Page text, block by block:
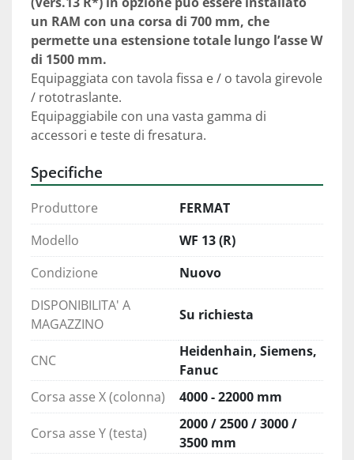
un RAM con una corsa di 700 mm, che
permette una estensione totale lungo l’asse W
di 1500 mm.
Equipaggiata con tavola fissa e / o tavola girevole
/ rototraslante.
Equipaggiabile con una vasta gamma di
accessori e teste di fresatura.
Specifiche
Produttore
FERMAT
Modello
WF 13 (R)
Condizione
Nuovo
DISPONIBILITA' A
MAGAZZINO
Su richiesta
CNC
Heidenhain, Siemens,
Fanuc
Corsa asse X (colonna)
4000 - 22000 mm
Corsa asse Y (testa)
2000 / 2500 / 3000 /
3500 mm